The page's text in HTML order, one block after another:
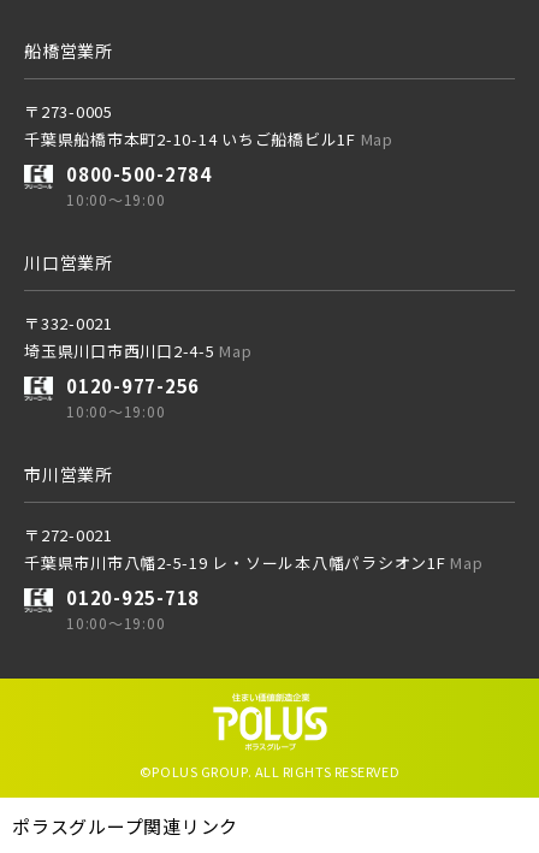
京成千葉線
西武線
西武池袋線
西武新宿線
西武有楽町線
西武豊島線
東京メトロ有楽町線
20棟以上の大型分譲
船橋営業所
〒273-0005
千葉県船橋市本町2-10-14 いちご船橋ビル1F Map
0800-500-2784
10:00～19:00
川口営業所
〒332-0021
埼玉県川口市西川口2-4-5 Map
0120-977-256
10:00～19:00
市川営業所
〒272-0021
千葉県市川市八幡2-5-19 レ・ソール本八幡パラシオン1F Map
0120-925-718
10:00～19:00
©POLUS GROUP. ALL RIGHTS RESERVED
ポラスグループ関連リンク